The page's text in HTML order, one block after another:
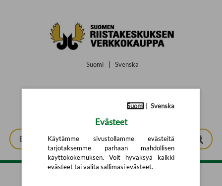
Suomi Svenska
Suomi| Svenska
Evästeet
Käytämme sivustollamme evästeitä
tarjotaksemme parhaan mahdollisen
käyttökokemuksen. Voit hyväksyä kaikki
evästeet tai valita sallimasi evästeet.